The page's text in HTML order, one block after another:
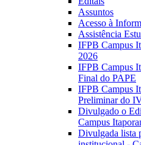
Assuntos
Acesso à
Assistência
IFPB Campus
2026
IFPB Campus
Final do PAPE
IFPB Campus
Preliminar do
Divulgado o
Campus
Divulgada lista